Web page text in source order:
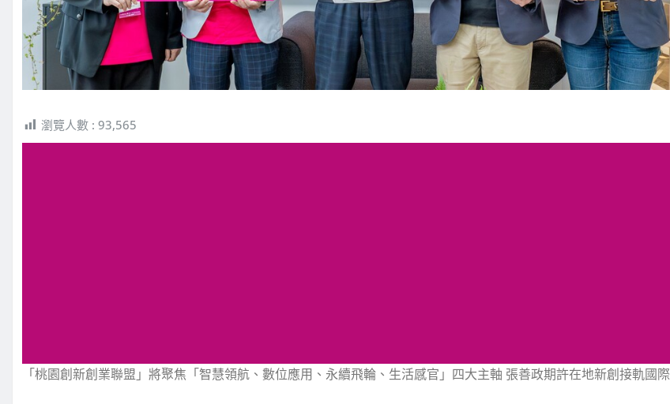
瀏覽人數 : 93,565
「桃園創新創業聯盟」將聚焦「智慧領航、數位應用、永續飛輪、生活感官」四大主軸 張善政期許在地新創接軌國際